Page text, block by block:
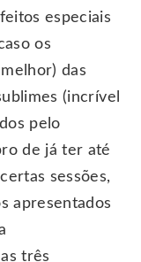
especiais
os
das
(incrível
pelo
de já ter até
sessões,
apresentados
três